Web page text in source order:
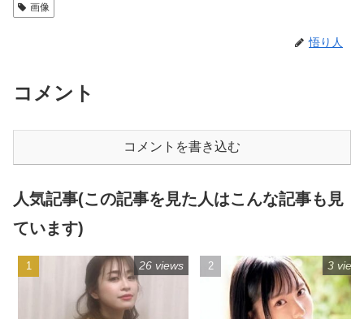
画像
悟り人
コメント
コメントを書き込む
人気記事(この記事を見た人はこんな記事も見
ています)
26 views 3